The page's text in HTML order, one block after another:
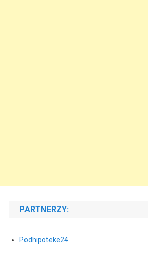
PARTNERZY:
Podhipoteke24